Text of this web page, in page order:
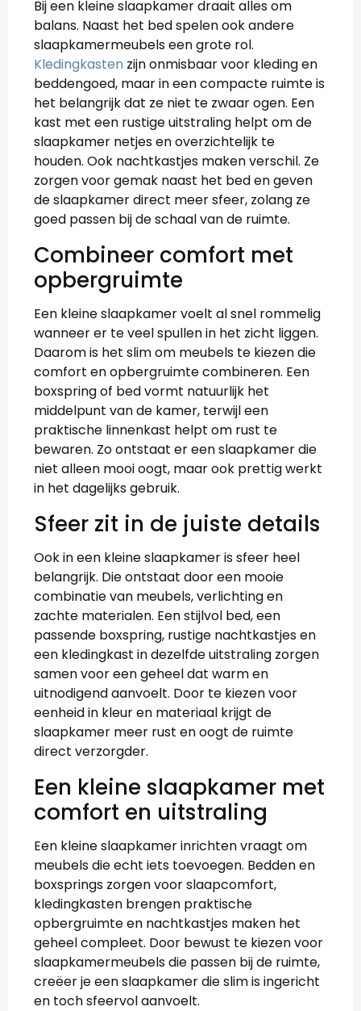
Bij een kleine slaapkamer draait alles om
balans. Naast het bed spelen ook andere
slaapkamermeubels een grote rol.
Kledingkasten zijn onmisbaar voor kleding en
beddengoed, maar in een compacte ruimte is
het belangrijk dat ze niet te zwaar ogen. Een
kast met een rustige uitstraling helpt om de
slaapkamer netjes en overzichtelijk te
houden. Ook nachtkastjes maken verschil. Ze
zorgen voor gemak naast het bed en geven
de slaapkamer direct meer sfeer, zolang ze
goed passen bij de schaal van de ruimte.
Combineer comfort met
opbergruimte
Een kleine slaapkamer voelt al snel rommelig
wanneer er te veel spullen in het zicht liggen.
Daarom is het slim om meubels te kiezen die
comfort en opbergruimte combineren. Een
boxspring of bed vormt natuurlijk het
middelpunt van de kamer, terwijl een
praktische linnenkast helpt om rust te
bewaren. Zo ontstaat er een slaapkamer die
niet alleen mooi oogt, maar ook prettig werkt
in het dagelijks gebruik.
Sfeer zit in de juiste details
Ook in een kleine slaapkamer is sfeer heel
belangrijk. Die ontstaat door een mooie
combinatie van meubels, verlichting en
zachte materialen. Een stijlvol bed, een
passende boxspring, rustige nachtkastjes en
een kledingkast in dezelfde uitstraling zorgen
samen voor een geheel dat warm en
uitnodigend aanvoelt. Door te kiezen voor
eenheid in kleur en materiaal krijgt de
slaapkamer meer rust en oogt de ruimte
direct verzorgder.
Een kleine slaapkamer met
comfort en uitstraling
Een kleine slaapkamer inrichten vraagt om
meubels die echt iets toevoegen. Bedden en
boxsprings zorgen voor slaapcomfort,
kledingkasten brengen praktische
opbergruimte en nachtkastjes maken het
geheel compleet. Door bewust te kiezen voor
slaapkamermeubels die passen bij de ruimte,
creëer je een slaapkamer die slim is ingericht
en toch sfeervol aanvoelt.